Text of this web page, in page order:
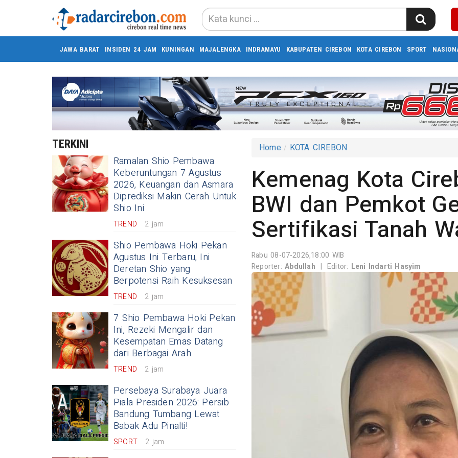
JAWA BARAT INSIDEN 24 JAM KUNINGAN MAJALENGKA INDRAMAYU KABUPATEN CIREBON KOTA CIREBON SPORT
TERKINI
Ramalan Shio Pembawa
Keberuntungan 7 Agustus
2026, Keuangan dan Asmara
Diprediksi Makin Cerah Untuk
Shio Ini
TREND 2 jam
Shio Pembawa Hoki Pekan
Agustus Ini Terbaru, Ini
Deretan Shio yang
Berpotensi Raih Kesuksesan
TREND 2 jam
7 Shio Pembawa Hoki Pekan
Ini, Rezeki Mengalir dan
Kesempatan Emas Datang
dari Berbagai Arah
TREND 2 jam
Persebaya Surabaya Juara
Piala Presiden 2026: Persib
Bandung Tumbang Lewat
Babak Adu Pinalti!
SPORT 2 jam
Home KOTA CIREBON
Kemenag Kota
BWI dan Pemkot
Sertifikasi Tanah
Rabu 08-07-2026,18:00 WIB
Reporter:Abdullah | Editor: Leni Indarti Hasyim